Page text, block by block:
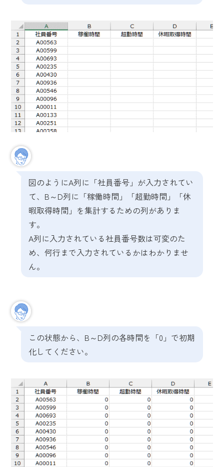
図のようにA列に「社員番号」が入力されてい
て、B～D列に「稼働時間」「超勤時間」「休
暇取得時間」を集計するための列がありま
す。
A列に入力されている社員番号数は可変のた
め、何行まで入力されているかはわかりませ
ん。
この状態から、B～D列の各時間を「0」で初期
化してください。